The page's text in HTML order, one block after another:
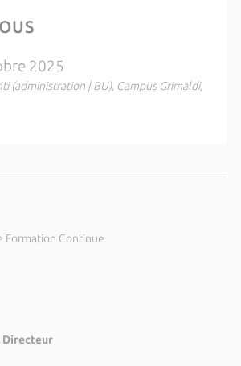
2025
(administration | BU), Campus Grimaldi,
Formation Continue
Directeur